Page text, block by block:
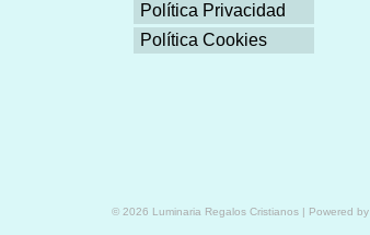
Política Privacidad
Política Cookies
© 2026 Luminaria Regalos Cristianos | Powered by